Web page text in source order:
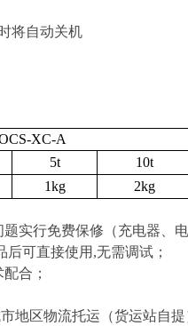
将自动关机
XC-A
5t 10t
1kg 2kg
实行免费保修（充电器、
后可直接使用 ,无需调试；
合；
地区物流托运 （货运站自提